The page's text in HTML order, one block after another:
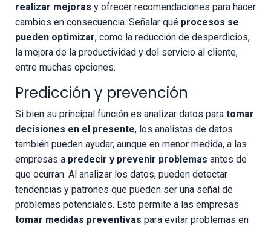
realizar mejoras y ofrecer recomendaciones para hacer
cambios en consecuencia. Señalar qué procesos se
pueden optimizar, como la reducción de desperdicios,
la mejora de la productividad y del servicio al cliente,
entre muchas opciones.
Predicción y prevención
Si bien su principal función es analizar datos para tomar
decisiones en el presente, los analistas de datos
también pueden ayudar, aunque en menor medida, a las
empresas a predecir y prevenir problemas antes de
que ocurran. Al analizar los datos, pueden detectar
tendencias y patrones que pueden ser una señal de
problemas potenciales. Esto permite a las empresas
tomar medidas preventivas para evitar problemas en